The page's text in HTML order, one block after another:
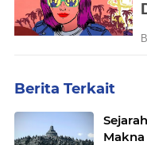
Berita Terkait